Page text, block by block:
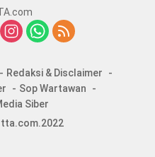
Redaksi & Disclaimer
Sop Wartawan
Siber